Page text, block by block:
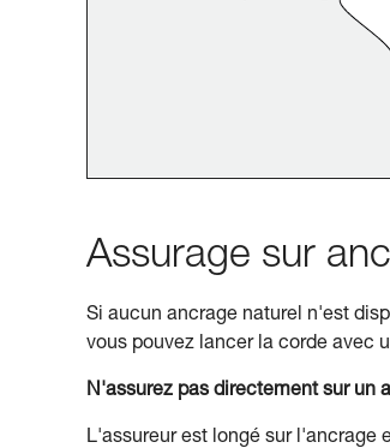
Assurage sur
Si aucun ancrage naturel n'est
vous pouvez lancer la corde avec
N'assurez pas directement sur un
L'assureur est longé sur l'ancrage